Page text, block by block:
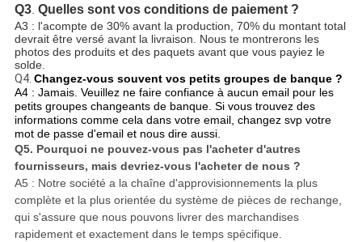
Q3. Quelles sont vos conditions de paiement ?
A3 : l'acompte de 30% avant la production, 70% du montant total
devrait être versé avant la livraison. Nous te montrerons les
photos des produits et des paquets avant que vous payiez le
solde.
Q4. Changez-vous souvent vos petits groupes de banque ?
A4 : Jamais. Veuillez ne faire confiance à aucun email pour les
petits groupes changeants de banque. Si vous trouvez des
informations comme cela dans votre email, changez svp votre
mot de passe d'email et nous dire aussi.
Q5. Pourquoi ne pouvez-vous pas l'acheter d'autres
fournisseurs, mais devriez-vous l'acheter de nous ?
A5 : Notre société a la chaîne d'approvisionnements la plus
complète et la plus orientée du système de pièces de rechange,
qui s'assure que nous pouvons livrer des marchandises
rapidement et exactement dans le temps spécifique.